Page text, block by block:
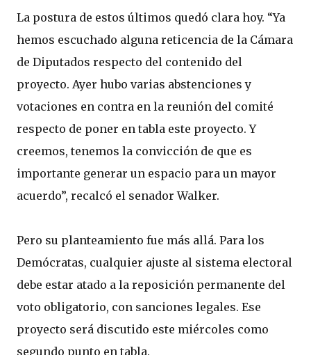
La postura de estos últimos quedó clara hoy. “Ya
hemos escuchado alguna reticencia de la Cámara
de Diputados respecto del contenido del
proyecto. Ayer hubo varias abstenciones y
votaciones en contra en la reunión del comité
respecto de poner en tabla este proyecto. Y
creemos, tenemos la convicción de que es
importante generar un espacio para un mayor
acuerdo”, recalcó el senador Walker.
Pero su planteamiento fue más allá. Para los
Demócratas, cualquier ajuste al sistema electoral
debe estar atado a la reposición permanente del
voto obligatorio, con sanciones legales. Ese
proyecto será discutido este miércoles como
segundo punto en tabla.